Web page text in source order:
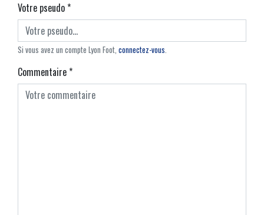
Votre pseudo*
Si vous avez un compte Lyon Foot, connectez-vous.
Commentaire*